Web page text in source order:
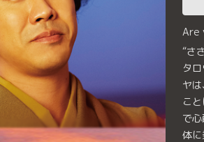
Are
“さ
タ
ヤ
こ
で
体